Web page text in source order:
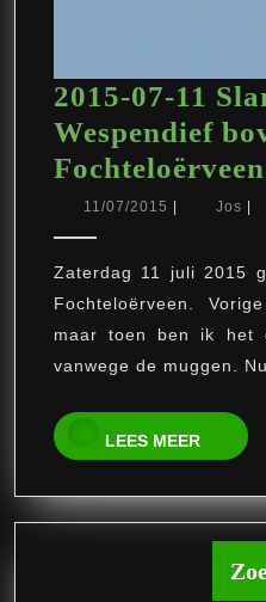
2015-07-11
Wespendief
Fochteloërveen
11/07/2015 11/07/2015
Jos Jos
Zaterdag 11 juli 2015
Fochteloërveen.
maar toen ben ik het
vanwege de muggen.
LEES MEER
LEES